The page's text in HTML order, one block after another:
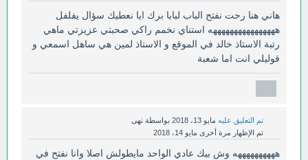
هاني هنا رحت نفتح الباب لبابا برك ايا نعطيك سؤال يفلفل
ههههههههههههههههه استناي نخمم راكي صحبتي عزيزتي ماهي
رتبة الاستاذ خالد في الموقع و الاستاذ لمين هي ساهل اسمعي و
قوليلي انت اما شعبة
تم التعليق عليه مايو 13، 2018 بواسطة نهى
تم الإظهار مرة أخرى مايو 14، 2018
ههههههههههه وش بيك عادي الواحد مايطولش اصلا وانا نفتح في